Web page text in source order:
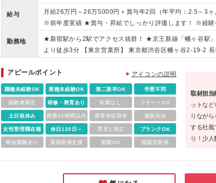
期キャリア形成を図るため） ◆学歴不問
給与
月給26万円～26万5000円＋賞与年2回（年平均：2.5～3ヶ
※前年度実績 ★賞与・昇給でしっかり評価します！ ※経験
キルを考慮し決定いたします ※試用期間3ヶ月あり。給与・
に差異はありません。 ※固定残業代を含みます。 （残業代
いての詳細は面接時にお話しいたします。）
勤務地
★新宿駅から2駅でアクセス抜群！ ★京王新線「幡ヶ谷駅
より徒歩3分 【東京営業所】 東京都渋谷区幡ヶ谷2-19-2 長
アピールポイント アイコンの説明
職種未経験OK 業種未経験OK 第二新卒OK 学歴不問
経験者限定 研修・教育あり 転勤なし リモートOK
土日祝休み 残業20時間以内 産育休活用有 服装自由
女性管理職在籍 休日120日～ 育児と両立 ブランクOK
時短勤務あり 資格取得支援 副業OK 国認定取得
取材担当
ットな
りなが
する社風
り！少
使えるの